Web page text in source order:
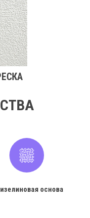
основа